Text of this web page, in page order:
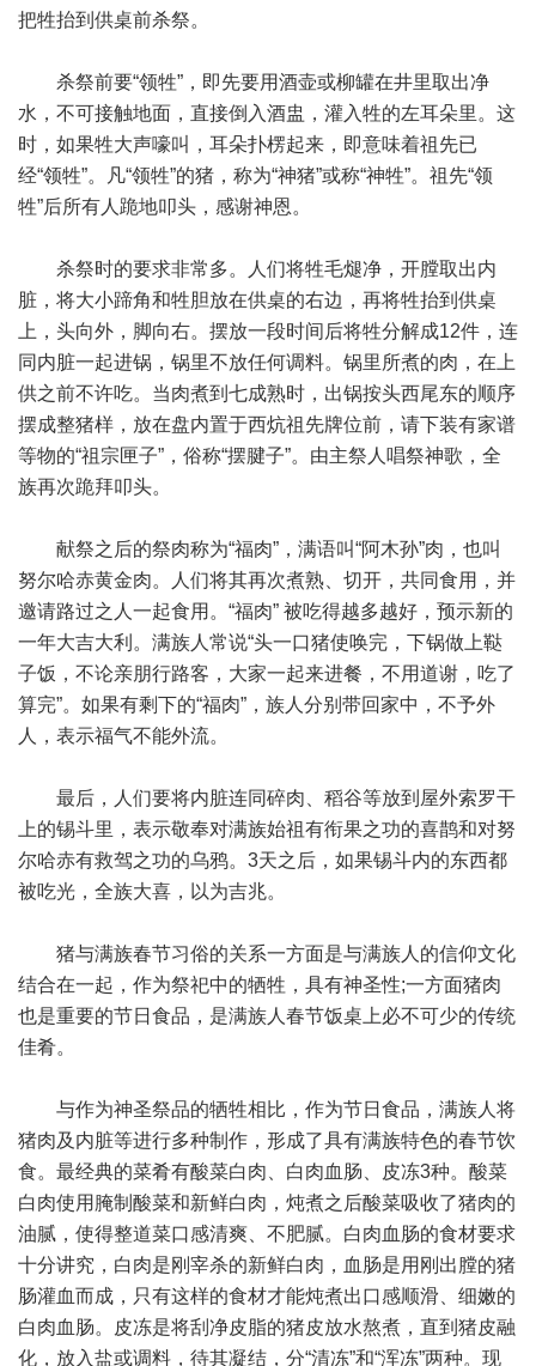
把牲抬到供桌前杀祭。
杀祭前要“领牲”，即先要用酒壶或柳罐在井里取出净
水，不可接触地面，直接倒入酒盅，灌入牲的左耳朵里。这
时，如果牲大声嚎叫，耳朵扑楞起来，即意味着祖先已
经“领牲”。凡“领牲”的猪，称为“神猪”或称“神牲”。祖先“领
牲”后所有人跪地叩头，感谢神恩。
杀祭时的要求非常多。人们将牲毛煺净，开膛取出内
脏，将大小蹄角和牲胆放在供桌的右边，再将牲抬到供桌
上，头向外，脚向右。摆放一段时间后将牲分解成12件，连
同内脏一起进锅，锅里不放任何调料。锅里所煮的肉，在上
供之前不许吃。当肉煮到七成熟时，出锅按头西尾东的顺序
摆成整猪样，放在盘内置于西炕祖先牌位前，请下装有家谱
等物的“祖宗匣子”，俗称“摆腱子”。由主祭人唱祭神歌，全
族再次跪拜叩头。
献祭之后的祭肉称为“福肉”，满语叫“阿木孙”肉，也叫
努尔哈赤黄金肉。人们将其再次煮熟、切开，共同食用，并
邀请路过之人一起食用。“福肉” 被吃得越多越好，预示新的
一年大吉大利。满族人常说“头一口猪使唤完，下锅做上鞑
子饭，不论亲朋行路客，大家一起来进餐，不用道谢，吃了
算完”。如果有剩下的“福肉”，族人分别带回家中，不予外
人，表示福气不能外流。
最后，人们要将内脏连同碎肉、稻谷等放到屋外索罗干
上的锡斗里，表示敬奉对满族始祖有衔果之功的喜鹊和对努
尔哈赤有救驾之功的乌鸦。3天之后，如果锡斗内的东西都
被吃光，全族大喜，以为吉兆。
猪与满族春节习俗的关系一方面是与满族人的信仰文化
结合在一起，作为祭祀中的牺牲，具有神圣性;一方面猪肉
也是重要的节日食品，是满族人春节饭桌上必不可少的传统
佳肴。
与作为神圣祭品的牺牲相比，作为节日食品，满族人将
猪肉及内脏等进行多种制作，形成了具有满族特色的春节饮
食。最经典的菜肴有酸菜白肉、白肉血肠、皮冻3种。酸菜
白肉使用腌制酸菜和新鲜白肉，炖煮之后酸菜吸收了猪肉的
油腻，使得整道菜口感清爽、不肥腻。白肉血肠的食材要求
十分讲究，白肉是刚宰杀的新鲜白肉，血肠是用刚出膛的猪
肠灌血而成，只有这样的食材才能炖煮出口感顺滑、细嫩的
白肉血肠。皮冻是将刮净皮脂的猪皮放水熬煮，直到猪皮融
化，放入盐或调料，待其凝结，分“清冻”和“浑冻”两种。现